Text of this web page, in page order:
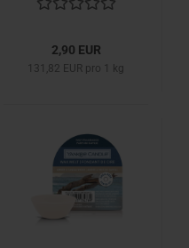
2,90 EUR
131,82 EUR pro 1 kg